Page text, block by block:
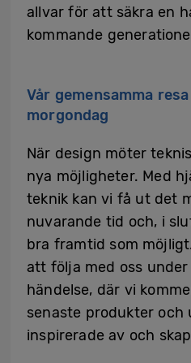
allvar för att säkra en
kommande
Vår gemensamma
morgondag
När design möter
nya möjligheter. Med
teknik kan vi få ut det
nuvarande tid och, i
bra framtid som
att följa med oss
händelse, där vi
senaste produkter och
inspirerade av och